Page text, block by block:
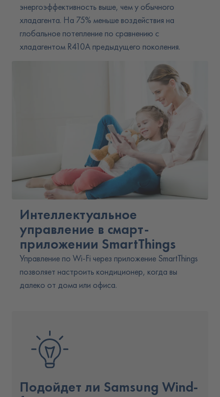
энергоэффективность выше, чем у обычного
хладагента. На 75% меньше воздействия на
глобальное потепление по сравнению с
хладагентом R410A предыдущего поколения.
Интеллектуальное
управлeниe в смарт-
приложении SmartThings
Управление по Wi-Fi через приложение SmartThings
позволяет настроить кондиционер, когда вы
далеко от дома или офиса.
Подойдeт ли Samsung Wind-